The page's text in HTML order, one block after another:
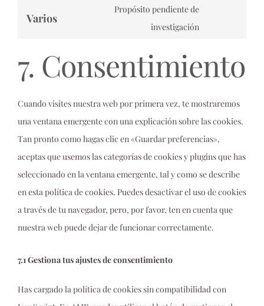
Varios
Propósito pendiente de
investigación
service
varios
7. Consentimiento
Cuando visites nuestra web por primera vez, te mostraremos
una ventana emergente con una explicación sobre las cookies.
Tan pronto como hagas clic en «Guardar preferencias»,
aceptas que usemos las categorías de cookies y plugins que has
seleccionado en la ventana emergente, tal y como se describe
en esta política de cookies. Puedes desactivar el uso de cookies
a través de tu navegador, pero, por favor, ten en cuenta que
nuestra web puede dejar de funcionar correctamente.
7.1 Gestiona tus ajustes de consentimiento
Has cargado la política de cookies sin compatibilidad con